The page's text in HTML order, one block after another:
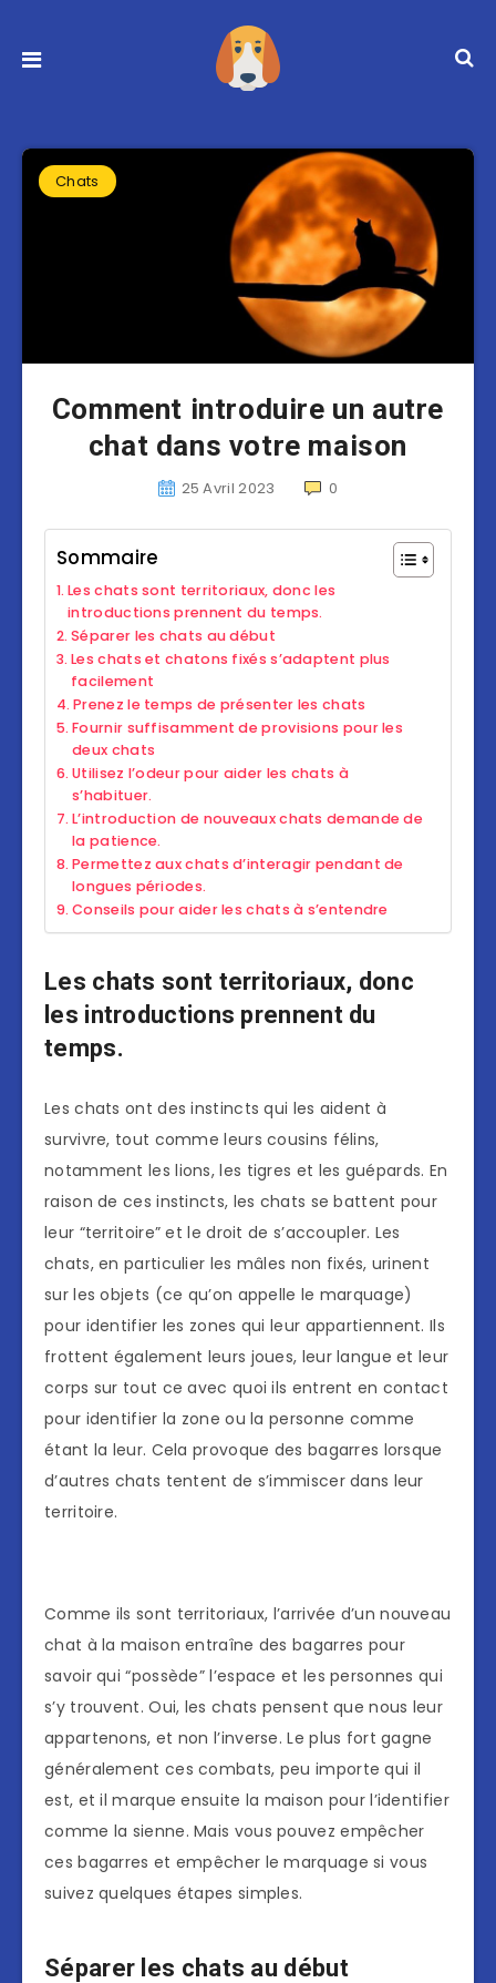
Chats
Comment introduire un autre
chat dans votre maison
25 Avril 2023 0
Sommaire
Les chats sont territoriaux, donc les
introductions prennent du temps.
Séparer les chats au début
Les chats et chatons fixés s’adaptent plus
facilement
Prenez le temps de présenter les chats
Fournir suffisamment de provisions pour les
deux chats
Utilisez l’odeur pour aider les chats à
s’habituer.
L’introduction de nouveaux chats demande de
la patience.
Permettez aux chats d’interagir pendant de
longues périodes.
Conseils pour aider les chats à s’entendre
Les chats sont territoriaux, donc
les introductions prennent du
temps.
Les chats ont des instincts qui les aident à
survivre, tout comme leurs cousins félins,
notamment les lions, les tigres et les guépards. En
raison de ces instincts, les chats se battent pour
leur “territoire” et le droit de s’accoupler. Les
chats, en particulier les mâles non fixés, urinent
sur les objets (ce qu’on appelle le marquage)
pour identifier les zones qui leur appartiennent. Ils
frottent également leurs joues, leur langue et leur
corps sur tout ce avec quoi ils entrent en contact
pour identifier la zone ou la personne comme
étant la leur. Cela provoque des bagarres lorsque
d’autres chats tentent de s’immiscer dans leur
territoire.
Comme ils sont territoriaux, l’arrivée d’un nouveau
chat à la maison entraîne des bagarres pour
savoir qui “possède” l’espace et les personnes qui
s’y trouvent. Oui, les chats pensent que nous leur
appartenons, et non l’inverse. Le plus fort gagne
généralement ces combats, peu importe qui il
est, et il marque ensuite la maison pour l’identifier
comme la sienne. Mais vous pouvez empêcher
ces bagarres et empêcher le marquage si vous
suivez quelques étapes simples.
Séparer les chats au début